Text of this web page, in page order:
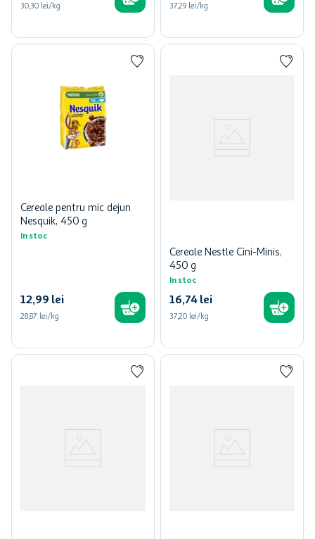
30,30 lei/kg 37,29 lei/kg
Cereale pentru mic dejun
Nesquik, 450 g
In stoc
12,99 lei
28,87 lei/kg
Cereale Nestle Cini-Minis,
450 g
In stoc
16,74 lei
37,20 lei/kg